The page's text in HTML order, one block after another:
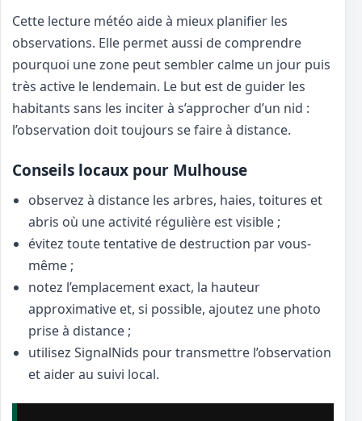
Cette lecture météo aide à mieux planifier les
observations. Elle permet aussi de comprendre
pourquoi une zone peut sembler calme un jour puis
très active le lendemain. Le but est de guider les
habitants sans les inciter à s’approcher d’un nid :
l’observation doit toujours se faire à distance.
Conseils locaux pour Mulhouse
observez à distance les arbres, haies, toitures et
abris où une activité régulière est visible ;
évitez toute tentative de destruction par vous-
même ;
notez l’emplacement exact, la hauteur
approximative et, si possible, ajoutez une photo
prise à distance ;
utilisez SignalNids pour transmettre l’observation
et aider au suivi local.